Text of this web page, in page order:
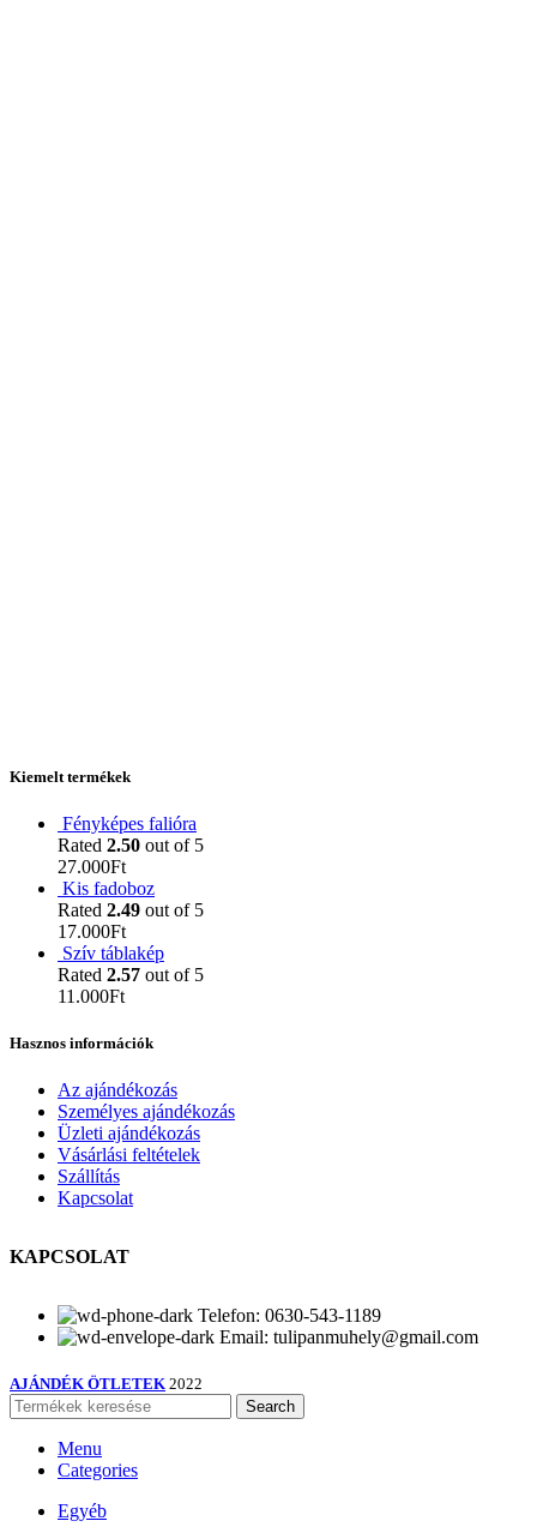
Kiemelt termékek
Fényképes falióra
Rated 2.50 out of 5
27.000Ft
Kis fadoboz
Rated 2.49 out of 5
17.000Ft
Szív táblakép
Rated 2.57 out of 5
11.000Ft
Hasznos információk
Az ajándékozás
Személyes ajándékozás
Üzleti ajándékozás
Vásárlási feltételek
Szállítás
Kapcsolat
KAPCSOLAT
Telefon: 0630-543-1189
Email: tulipanmuhely@gmail.com
AJÁNDÉK ÖTLETEK 2022
Search
Menu
Categories
Egyéb